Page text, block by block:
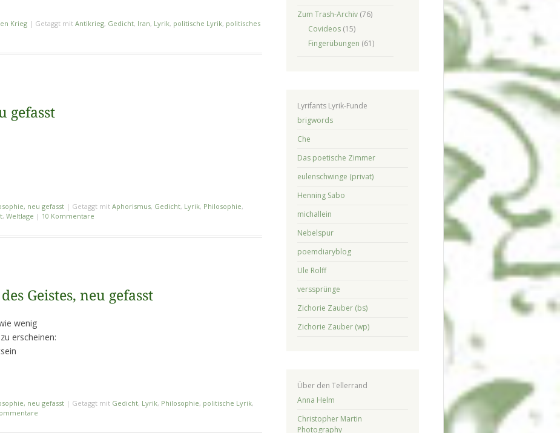
Krieg | Getaggt mit Antikrieg, Gedicht, Iran, Lyrik, politische Lyrik, politisches
gefasst
neu gefasst | Getaggt mit Aphorismus, Gedicht, Lyrik, Philosophie,
, Weltlage | 10 Kommentare
Geistes, neu gefasst
wenig
erscheinen:
neu gefasst | Getaggt mit Gedicht, Lyrik, Philosophie, politische Lyrik,
Zum Trash-Archiv(76)
Covideos(15)
Fingerübungen (61)
Lyrifants Lyrik-Funde
brigwords
Che
Das poetische Zimmer
eulenschwinge (privat)
Henning Sabo
michallein
Nebelspur
poemdiaryblog
Ule Rolff
verssprünge
Zichorie Zauber (bs)
Zichorie Zauber (wp)
Über den Tellerrand
Anna Helm
Christopher Martin
Photography